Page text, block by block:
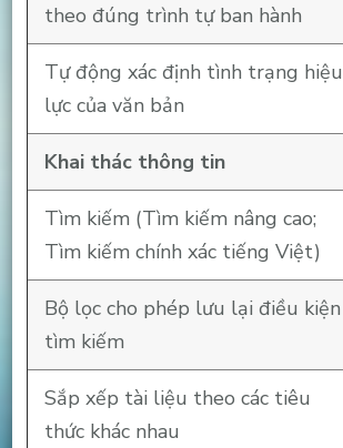
theo đúng trình tự ban hành
Tự động xác định tình trạng hiệu
lực của văn bản
Khai thác thông tin
Tìm kiếm (Tìm kiếm nâng cao;
Tìm kiếm chính xác tiếng Việt)
Bộ lọc cho phép lưu lại điều kiện
tìm kiếm
Sắp xếp tài liệu theo các tiêu
thức khác nhau